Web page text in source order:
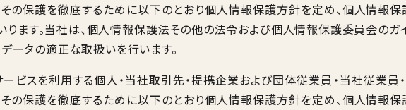
の保護を徹底するために以下のとおり個人情報保護方針を定め、個人情報
ます。当社は、個人情報保護法その他の法令および個人情報保護委員会のガ
ータの適正な取扱いを行います。
ービスを利用する個人・当社取引先・提携企業および団体従業員・当社従業員
の保護を徹底するために以下のとおり個人情報保護方針を定め、個人情報